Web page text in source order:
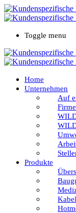
Toggle menu
Home
Unternehmen
Auf
Produkte